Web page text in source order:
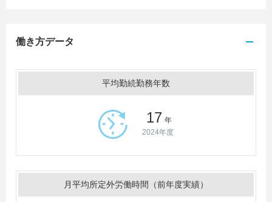
働き方データ
平均勤続勤務年数
17 年
2024年度
月平均所定外労働時間（前年度実績）